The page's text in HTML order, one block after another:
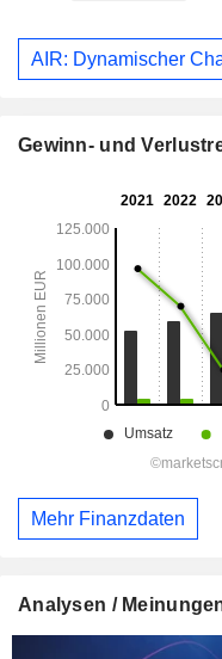
AIR: Dynamischer
Gewinn- und
Mehr Finanzdaten
Analysen /